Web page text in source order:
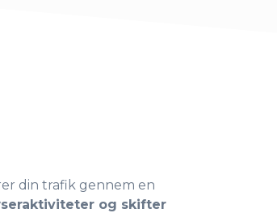
din trafik gennem en
og skifter